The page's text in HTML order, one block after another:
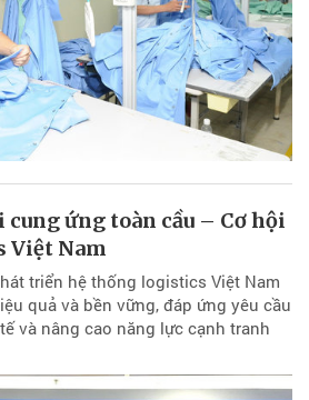
cung ứng toàn cầu – Cơ hội
Việt Nam
triển hệ thống logistics Việt Nam
quả và bền vững, đáp ứng yêu cầu
và nâng cao năng lực cạnh tranh